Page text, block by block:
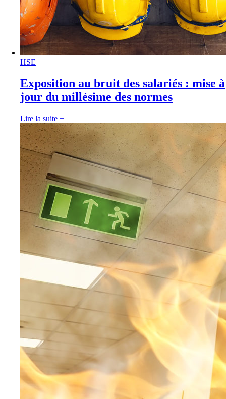
HSE
Exposition au bruit des salariés : mise à
jour du millésime des normes
Lire la suite +